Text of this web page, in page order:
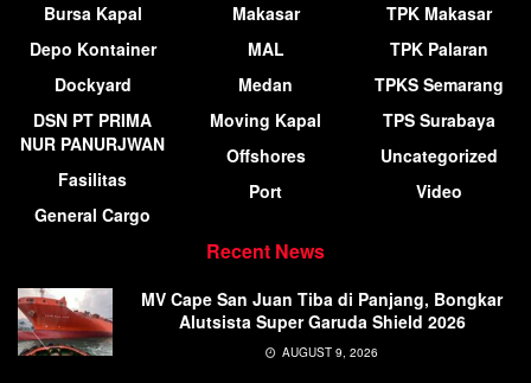
Bursa Kapal
Depo Kontainer
Dockyard
DSN PT PRIMA
NUR PANURJWAN
Fasilitas
General Cargo
Makasar
MAL
Medan
Moving Kapal
Offshores
Port
TPK Makasar
TPK Palaran
TPKS Semarang
TPS Surabaya
Uncategorized
Video
Recent News
MV Cape San Juan Tiba di Panjang, Bongkar
Alutsista Super Garuda Shield 2026
AUGUST 9, 2026